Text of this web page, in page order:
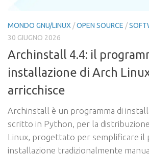
MONDO GNU/LINUX /OPEN SOURCE /
30 GIUGNO 2026
Archinstall 4.4: il
installazione di Arch
arricchisce
Archinstall è un programma di
scritto in Python, per la
Linux, progettato per semplificare il
installazione tradizionalmente